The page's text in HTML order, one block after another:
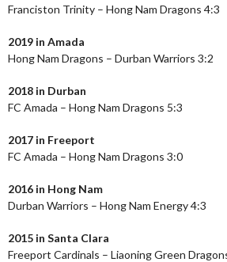
Franciston Trinity – Hong Nam Dragons 4:3
2019 in Amada
Hong Nam Dragons – Durban Warriors 3:2
2018 in Durban
FC Amada – Hong Nam Dragons 5:3
2017 in Freeport
FC Amada – Hong Nam Dragons 3:0
2016 in Hong Nam
Durban Warriors – Hong Nam Energy 4:3
2015 in Santa Clara
Freeport Cardinals – Liaoning Green